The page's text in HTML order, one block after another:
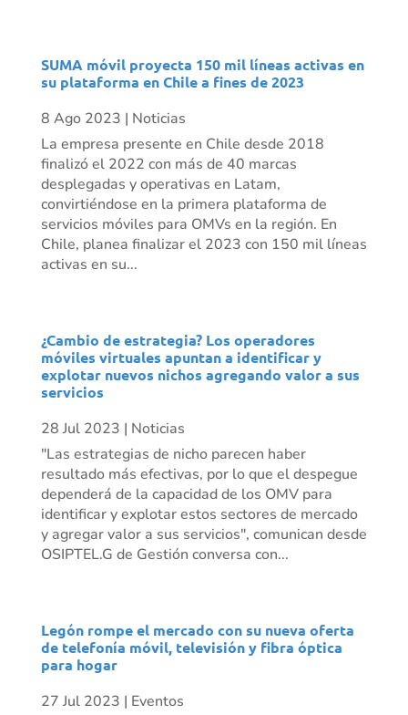
SUMA móvil proyecta 150 mil líneas activas en
su plataforma en Chile a fines de 2023
8 Ago 2023 | Noticias
La empresa presente en Chile desde 2018
finalizó el 2022 con más de 40 marcas
desplegadas y operativas en Latam,
convirtiéndose en la primera plataforma de
servicios móviles para OMVs en la región. En
Chile, planea finalizar el 2023 con 150 mil líneas
activas en su...
¿Cambio de estrategia? Los operadores
móviles virtuales apuntan a identificar y
explotar nuevos nichos agregando valor a sus
servicios
28 Jul 2023 | Noticias
"Las estrategias de nicho parecen haber
resultado más efectivas, por lo que el despegue
dependerá de la capacidad de los OMV para
identificar y explotar estos sectores de mercado
y agregar valor a sus servicios", comunican desde
OSIPTEL.G de Gestión conversa con...
Legón rompe el mercado con su nueva oferta
de telefonía móvil, televisión y fibra óptica
para hogar
27 Jul 2023 | Eventos